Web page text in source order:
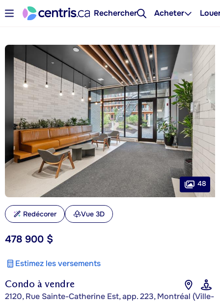
Rechercher Acheter
Condo à vendre
2120, Rue Sainte-Catherine Est, app. 223, Montréal (Ville-
478 900 $
Estimez les versements
48
Redécorer Vue 3D